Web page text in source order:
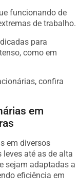
funcionando de
de trabalho.
para
como em
confira
em
em diversos
até as de alta
sejam adaptadas a
eficiência em